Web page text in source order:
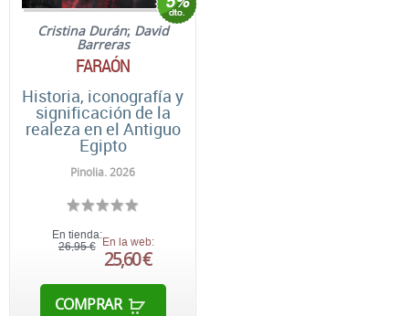
Cristina Durán; David
Barreras
FARAÓN
Historia, iconografía y
significación de la
realeza en el Antiguo
Egipto
Pinolia. 2026
En tienda:
26,95 € En la web:
25,60 €
COMPRAR